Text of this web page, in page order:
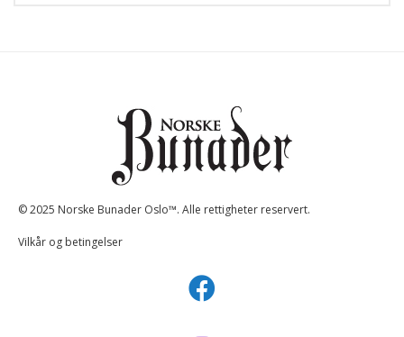
© 2025 Norske Bunader Oslo™. Alle rettigheter reservert.
Vilkår og betingelser